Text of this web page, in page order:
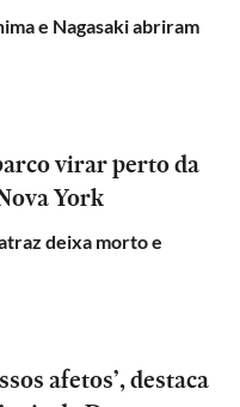
e Nagasaki abriram
virar perto da
York
deixa morto e
afetos’, destaca